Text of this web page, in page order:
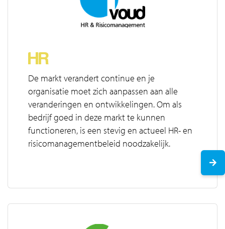
HR
De markt verandert continue en je
organisatie moet zich aanpassen aan alle
veranderingen en ontwikkelingen. Om als
bedrijf goed in deze markt te kunnen
functioneren, is een stevig en actueel HR- en
risicomanagementbeleid noodzakelijk.